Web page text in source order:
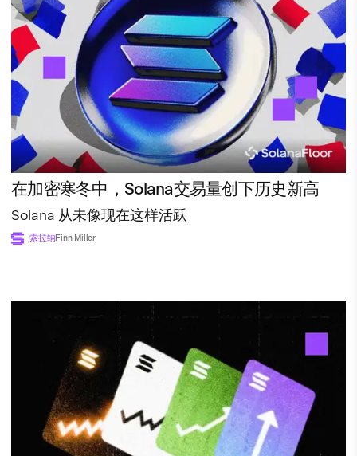
在加密寒冬中，Solana交易量创下历史新高
Solana 从未像现在这样活跃
索拉纳Finn Miller